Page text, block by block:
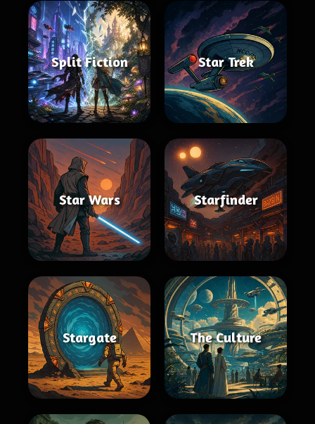
Split Fiction Star Trek
Star Wars Starfinder
Stargate The Culture